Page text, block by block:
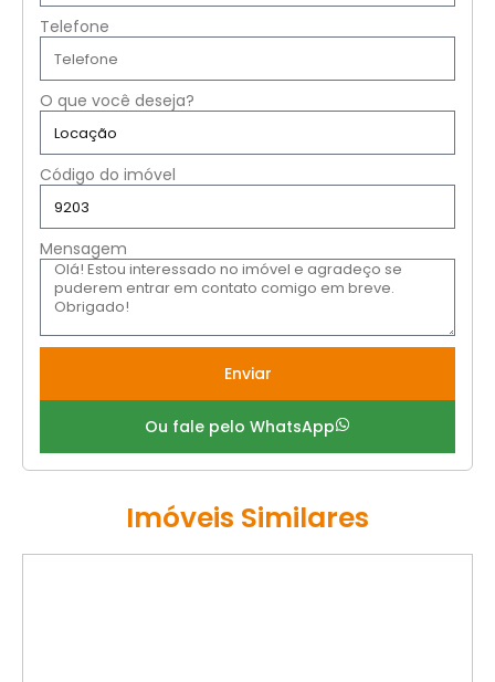
Telefone
O que você deseja?
Código do imóvel
Mensagem
Enviar
Ou fale pelo WhatsApp
Imóveis Similares